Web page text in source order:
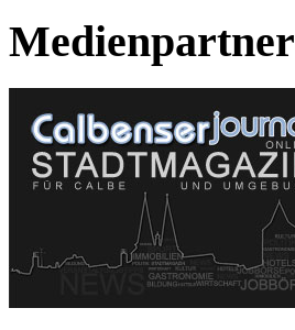
Medienpartner